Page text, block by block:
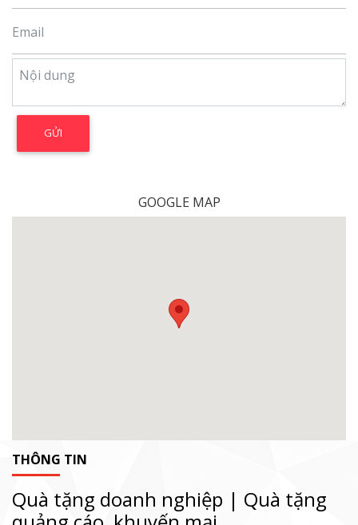
GOOGLE MAP
THÔNG TIN
Quà tặng doanh nghiệp | Quà tặng